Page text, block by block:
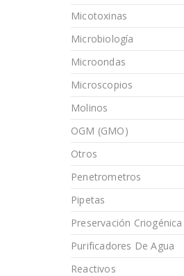
Micotoxinas
Microbiología
Microondas
Microscopios
Molinos
OGM (GMO)
Otros
Penetrometros
Pipetas
Preservación Criogénica
Purificadores De Agua
Reactivos